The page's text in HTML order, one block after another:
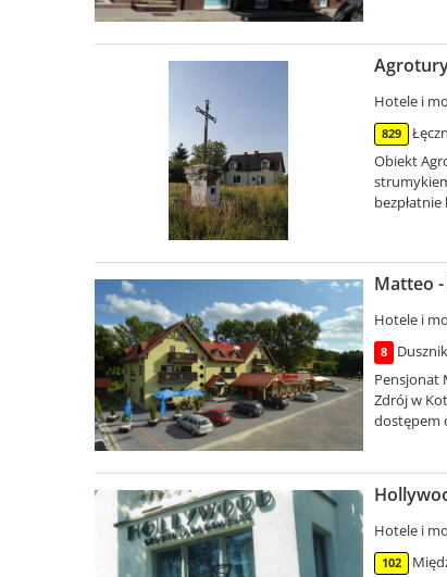
Hotele i
829
Obiekt
Matteo
Hotele i
8
Pensjonat
Zdrój w
dostępem
Hotele i
102